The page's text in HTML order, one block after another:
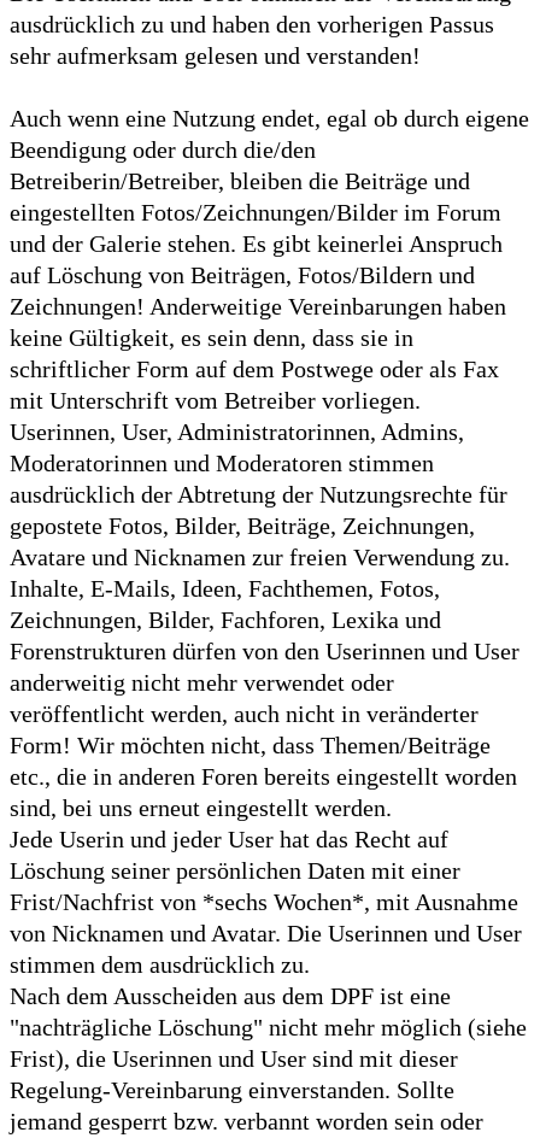
ausdrücklich zu und haben den vorherigen Passus
sehr aufmerksam gelesen und verstanden!
Auch wenn eine Nutzung endet, egal ob durch eigene
Beendigung oder durch die/den
Betreiberin/Betreiber, bleiben die Beiträge und
eingestellten Fotos/Zeichnungen/Bilder im Forum
und der Galerie stehen. Es gibt keinerlei Anspruch
auf Löschung von Beiträgen, Fotos/Bildern und
Zeichnungen! Anderweitige Vereinbarungen haben
keine Gültigkeit, es sein denn, dass sie in
schriftlicher Form auf dem Postwege oder als Fax
mit Unterschrift vom Betreiber vorliegen.
Userinnen, User, Administratorinnen, Admins,
Moderatorinnen und Moderatoren stimmen
ausdrücklich der Abtretung der Nutzungsrechte für
gepostete Fotos, Bilder, Beiträge, Zeichnungen,
Avatare und Nicknamen zur freien Verwendung zu.
Inhalte, E-Mails, Ideen, Fachthemen, Fotos,
Zeichnungen, Bilder, Fachforen, Lexika und
Forenstrukturen dürfen von den Userinnen und User
anderweitig nicht mehr verwendet oder
veröffentlicht werden, auch nicht in veränderter
Form! Wir möchten nicht, dass Themen/Beiträge
etc., die in anderen Foren bereits eingestellt worden
sind, bei uns erneut eingestellt werden.
Jede Userin und jeder User hat das Recht auf
Löschung seiner persönlichen Daten mit einer
Frist/Nachfrist von *sechs Wochen*, mit Ausnahme
von Nicknamen und Avatar. Die Userinnen und User
stimmen dem ausdrücklich zu.
Nach dem Ausscheiden aus dem DPF ist eine
"nachträgliche Löschung" nicht mehr möglich (siehe
Frist), die Userinnen und User sind mit dieser
Regelung-Vereinbarung einverstanden. Sollte
jemand gesperrt bzw. verbannt worden sein oder